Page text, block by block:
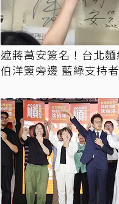
遮蔣萬安簽名！台北
伯洋簽旁邊 藍綠支持